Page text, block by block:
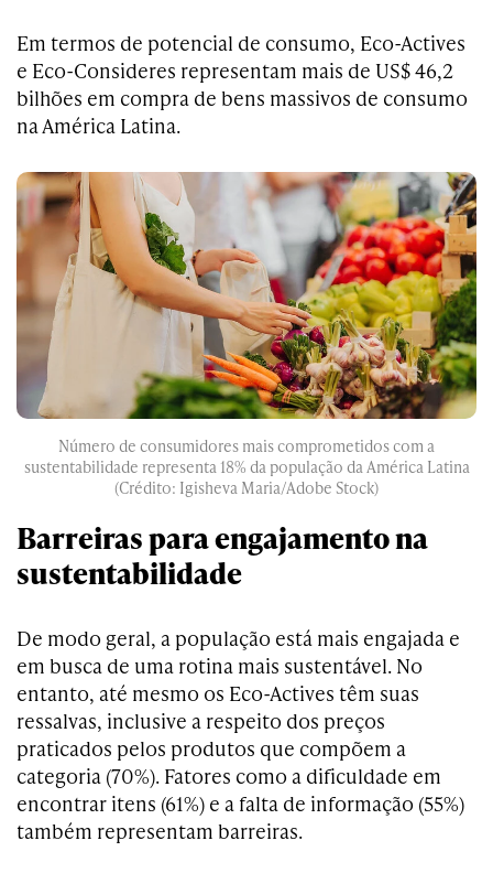
Em termos de potencial de consumo, Eco-Actives
e Eco-Consideres representam mais de US$ 46,2
bilhões em compra de bens massivos de consumo
na América Latina.
Número de consumidores mais comprometidos com a
sustentabilidade representa 18% da população da América Latina
(Crédito: Igisheva Maria/Adobe Stock)
Barreiras para engajamento na
sustentabilidade
De modo geral, a população está mais engajada e
em busca de uma rotina mais sustentável. No
entanto, até mesmo os Eco-Actives têm suas
ressalvas, inclusive a respeito dos preços
praticados pelos produtos que compõem a
categoria (70%). Fatores como a dificuldade em
encontrar itens (61%) e a falta de informação (55%)
também representam barreiras.